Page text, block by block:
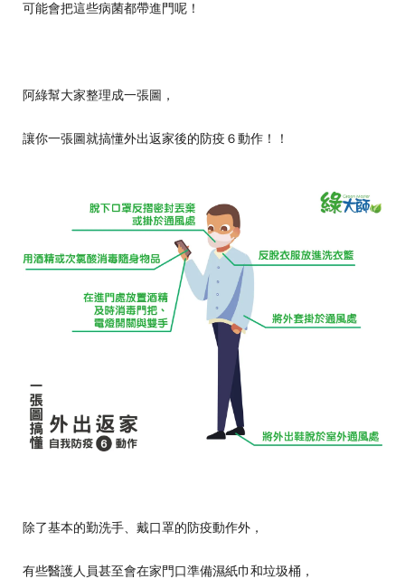
可能會把這些病菌都帶進門呢！
阿綠幫大家整理成一張圖，
讓你一張圖就搞懂外出返家後的防疫６動作！！
除了基本的勤洗手、戴口罩的防疫動作外，
有些醫護人員甚至會在家門口準備濕紙巾和垃圾桶，